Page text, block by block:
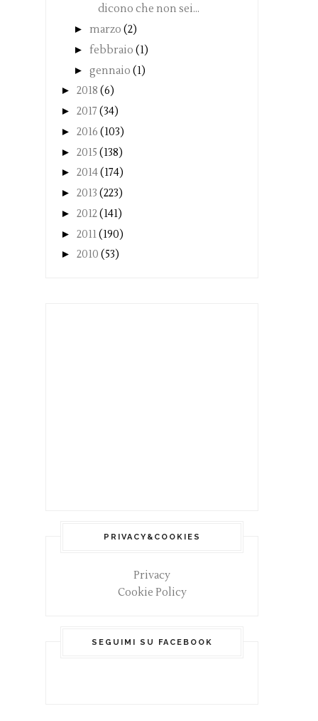
dicono che non sei...
► marzo (2)
► febbraio (1)
► gennaio (1)
► 2018 (6)
► 2017 (34)
► 2016 (103)
► 2015 (138)
► 2014(174)
► 2013 (223)
► 2012(141)
► 2011(190)
► 2010 (53)
PRIVACY&COOKIES
Privacy
Cookie Policy
SEGUIMI SU FACEBOOK